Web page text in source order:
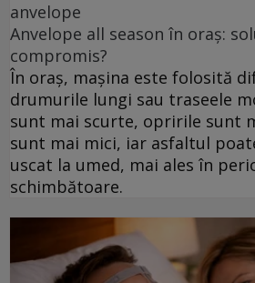
anvelope
Anvelope all season în oraș:
compromis?
În oraș, mașina este folosită
drumurile lungi sau traseele
sunt mai scurte, opririle sunt
sunt mai mici, iar asfaltul
uscat la umed, mai ales în
schimbătoare.